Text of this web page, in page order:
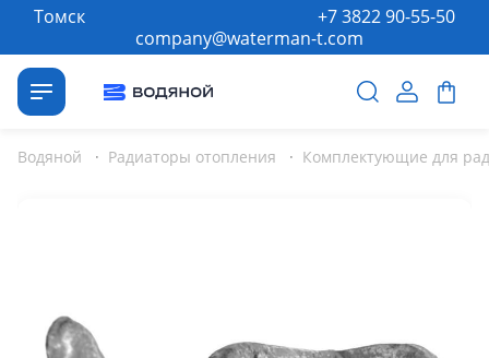
Томск
company@waterman-t.com
+7 3822 90-55-50
Водяной · Радиаторы отопления · Комплектующие для